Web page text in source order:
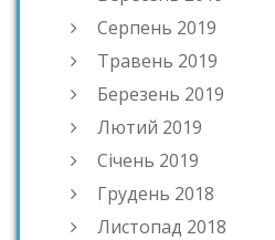
Серпень 2019
Травень 2019
Березень 2019
Лютий 2019
Січень 2019
Грудень 2018
Листопад 2018